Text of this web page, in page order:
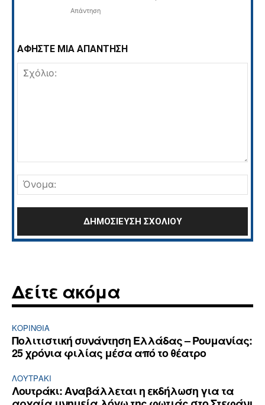
Απάντηση
ΑΦΗΣΤΕ ΜΙΑ ΑΠΑΝΤΗΣΗ
Δείτε ακόμα
ΚΟΡΙΝΘΊΑ
Πολιτιστική συνάντηση Ελλάδας – Ρουμανίας:
25 χρόνια φιλίας μέσα από το θέατρο
ΛΟΥΤΡΆΚΙ
Λουτράκι: Αναβάλλεται η εκδήλωση για τα